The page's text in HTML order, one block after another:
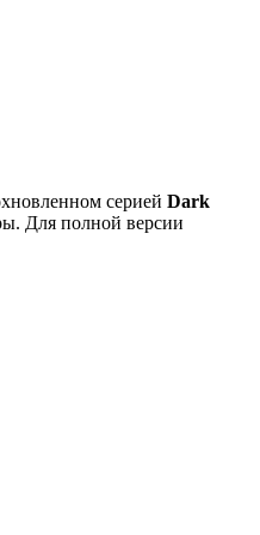
серией Dark
Для полной версии